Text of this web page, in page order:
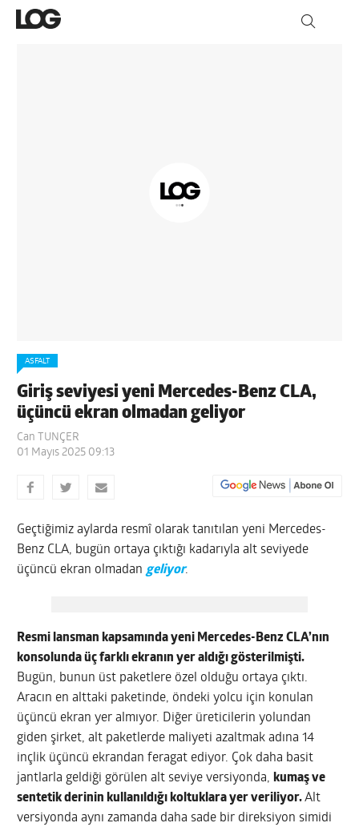
ASFALT
Giriş seviyesi yeni Mercedes-Benz CLA,
üçüncü ekran olmadan geliyor
Can TUNÇER
01 Mayıs 2025 09:13
Geçtiğimiz aylarda resmî olarak tanıtılan yeni Mercedes-
Benz CLA, bugün ortaya çıktığı kadarıyla alt seviyede
üçüncü ekran olmadan geliyor.
Resmi lansman kapsamında yeni Mercedes-Benz CLA’nın
konsolunda üç farklı ekranın yer aldığı gösterilmişti.
Bugün, bunun üst paketlere özel olduğu ortaya çıktı.
Aracın en alttaki paketinde, öndeki yolcu için konulan
üçüncü ekran yer almıyor. Diğer üreticilerin yolundan
giden şirket, alt paketlerde maliyeti azaltmak adına 14
inçlik üçüncü ekrandan feragat ediyor. Çok daha basit
jantlarla geldiği görülen alt seviye versiyonda, kumaş ve
sentetik derinin kullanıldığı koltuklara yer veriliyor.Alt
versiyonda aynı zamanda daha sade bir direksiyon simidi